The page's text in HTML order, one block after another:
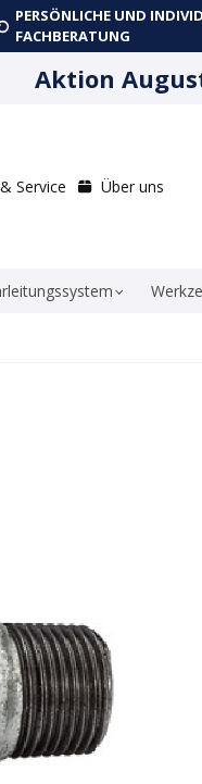
PERSÖNLICHE UND
FACHBERATUNG
Aktion
Service Über uns